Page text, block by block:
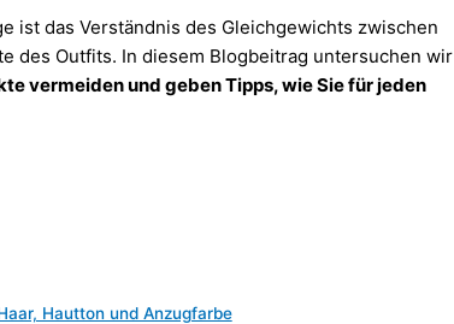
ist das Verständnis des Gleichgewichts zwischen
des Outfits. In diesem Blogbeitrag untersuchen wir
vermeiden und geben Tipps, wie Sie für jeden
Hautton und Anzugfarbe